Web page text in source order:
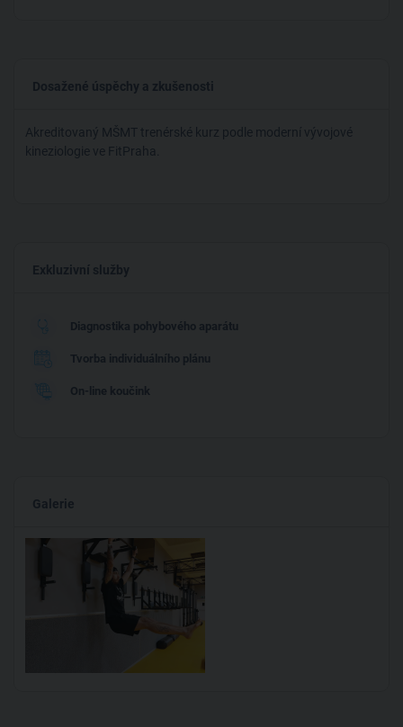
Dosažené úspěchy a zkušenosti
Akreditovaný MŠMT trenérské kurz podle moderní vývojové
kineziologie ve FitPraha.
Exkluzivní služby
Diagnostika pohybového aparátu
Tvorba individuálního plánu
On-line koučink
Galerie